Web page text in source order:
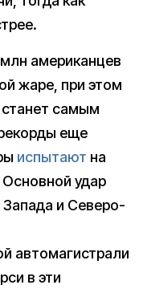
американцев
жаре, при этом
станет самым
еще
испытают на
удар
и Северо-
автомагистрали
в эти